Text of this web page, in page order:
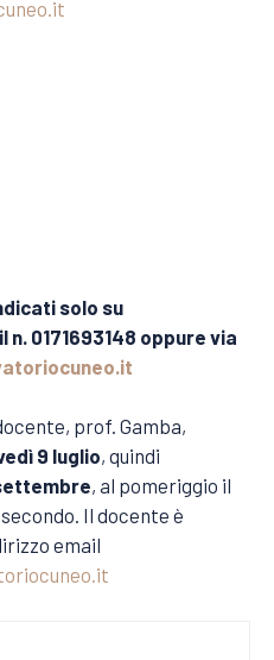
solo su
0171693148 oppure via
prof. Gamba,
9 luglio, quindi
, al pomeriggio il
Il docente è
email